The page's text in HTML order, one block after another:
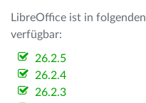
LibreOffice ist in folgenden
verfügbar:
26.2.5
26.2.4
26.2.3